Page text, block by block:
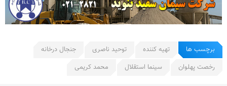
برچسب ها تهیه کننده توحید ناصری
جنجال درخانه
رخصت پهلوان
سینما استقلال محمد کریمی